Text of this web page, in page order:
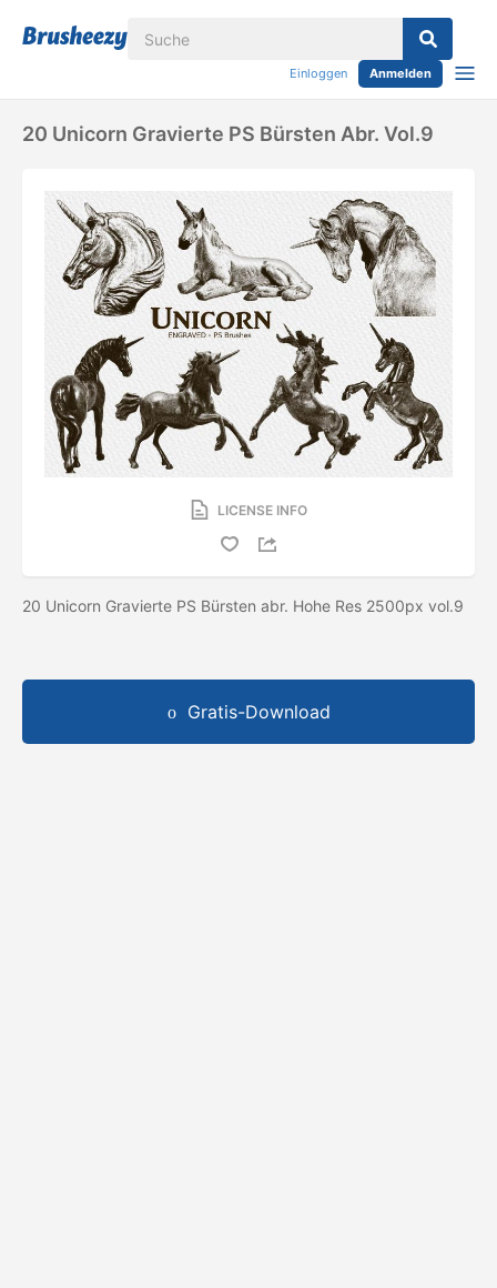
Einloggen Anmelden
20 Unicorn Gravierte PS Bürsten Abr. Vol.9
LICENSE INFO
20 Unicorn Gravierte PS Bürsten abr. Hohe Res 2500px vol.9
Gratis-Download